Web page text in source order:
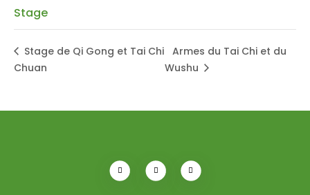
Stage
Stage de Qi Gong et Tai Chi
Chuan
Armes du Tai Chi et du
Wushu